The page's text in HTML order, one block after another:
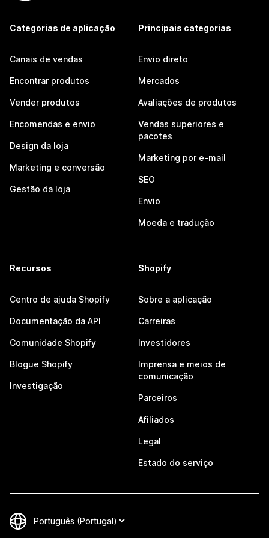
Categorias de aplicação
Canais de vendas
Encontrar produtos
Vender produtos
Encomendas e envio
Design da loja
Marketing e conversão
Gestão da loja
Principais categorias
Envio direto
Mercados
Avaliações de produtos
Vendas superiores e
pacotes
Marketing por e-mail
SEO
Envio
Moeda e tradução
Recursos
Centro de ajuda Shopify
Documentação da API
Comunidade Shopify
Blogue Shopify
Investigação
Shopify
Sobre a aplicação
Carreiras
Investidores
Imprensa e meios de
comunicação
Parceiros
Afiliados
Legal
Estado do serviço